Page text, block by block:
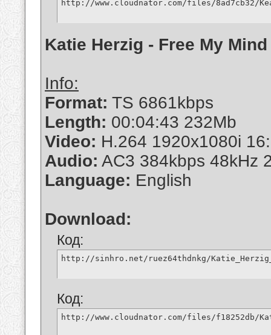
http://www.cloudnator.com/files/8ad7cb32/
Katie Herzig - Free My
Info:
Format: TS 6861kbps
Length: 00:04:43 232Mb
Video: H.264 1920x1080i
Audio: AC3 384kbps 48kHz
Language: English
Download:
Код:
http://sinhro.net/ruez64thdnkg/
Код:
http://www.cloudnator.com/files/f18252db/